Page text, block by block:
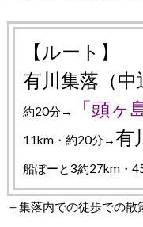
【ルート】
有川集落（中
約20分→
「頭ヶ
11km・約20分→有
船ぽーと3約27km・
＋集落内での徒歩での散